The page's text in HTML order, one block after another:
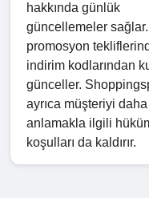
hakkında günlük
güncellemeler
promosyon
indirim kodlarından
günceller.
ayrıca müşteriyi
anlamakla ilgili
koşulları da kaldırır.